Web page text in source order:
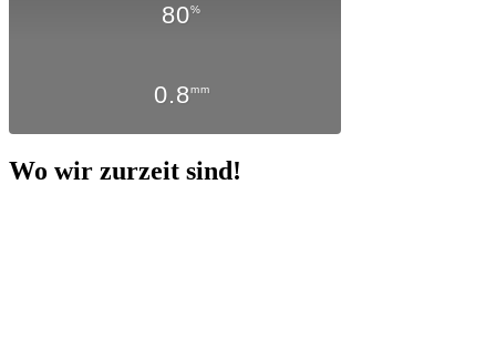
80%
0.8mm
Wo wir zurzeit sind!